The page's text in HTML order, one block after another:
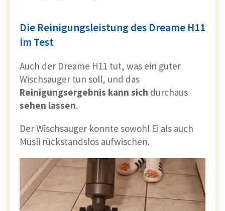
Die Reinigungsleistung des Dreame H11
im Test
Auch der Dreame H11 tut, was ein guter
Wischsauger tun soll, und das
Reinigungsergebnis kann sich durchaus
sehen lassen.
Der Wischsauger konnte sowohl Ei als auch
Müsli rückstandslos aufwischen.